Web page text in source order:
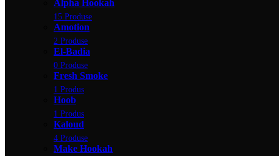
Alpha Hookah
15 Produse
Amotion
2 Produse
El-Badia
0 Produse
Fresh Smoke
1 Produs
Hoob
1 Produs
Kaloud
4 Produse
Make Hookah